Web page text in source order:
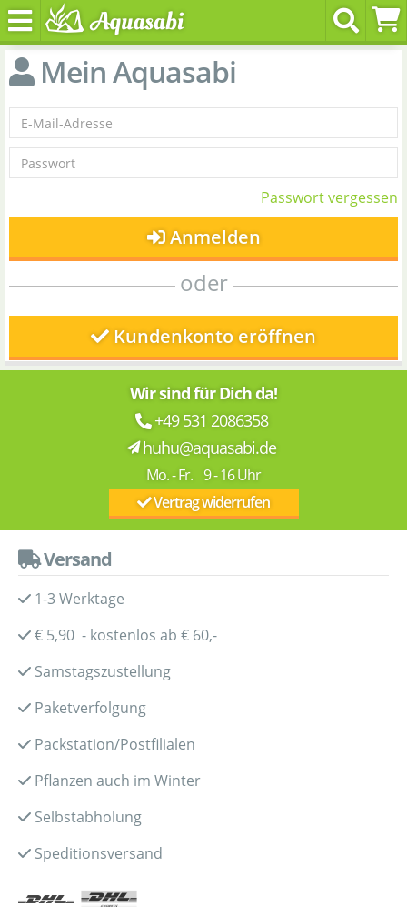
Mein Aquasabi
Passwort vergessen
Anmelden
oder
Kundenkonto eröffnen
Wir sind für Dich da!
+49 531 2086358
huhu@aquasabi.de
Mo. - Fr. 9 - 16 Uhr
Vertrag widerrufen
Versand
1-3 Werktage
€ 5,90 - kostenlos ab € 60,-
Samstagszustellung
Paketverfolgung
Packstation/Postfilialen
Pflanzen auch im Winter
Selbstabholung
Speditionsversand